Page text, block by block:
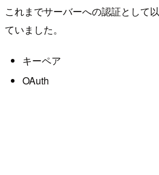
これまでサーバーへの認証として
ていました。
キーペア
OAuth